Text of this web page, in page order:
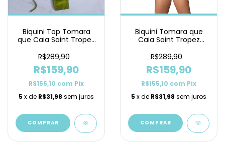
Biquini Top Tomara
que Caia Saint Tropez
R$289,90
R$159,90
R$155,10 com Pix
5 x de R$31,98 sem juros
COMPRAR
Biquini Tomara que
Caia Saint Tropez
R$289,90
R$159,90
R$155,10 com Pix
5 x de R$31,98 sem juros
COMPRAR